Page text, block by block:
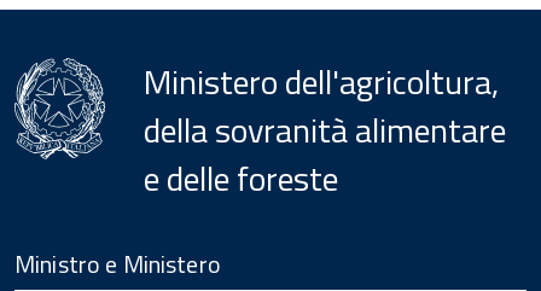
Ministero dell'agricoltura,
della sovranità alimentare
e delle foreste
Footer
Ministro e Ministero